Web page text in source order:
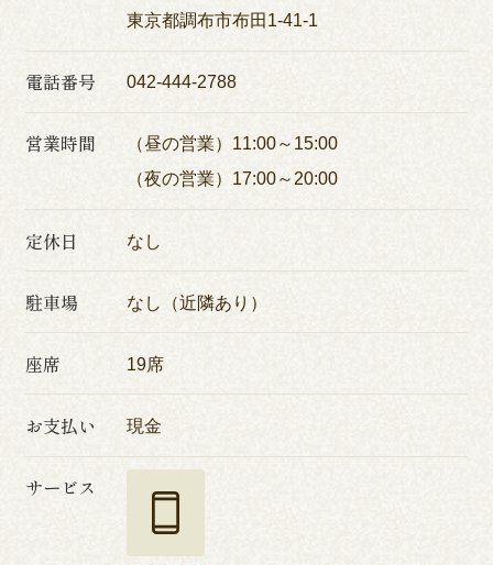
東京都調布市布田1-41-1
電話番号 042-444-2788
営業時間
（昼の営業）11:00～15:00
（夜の営業）17:00～20:00
定休日 なし
駐車場 なし（近隣あり）
座席 19席
お支払い 現金
サービス